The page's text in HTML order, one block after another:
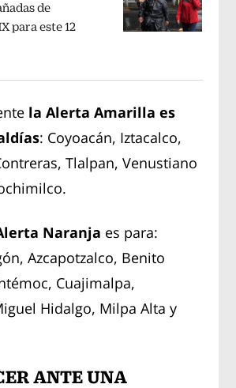
de
para este 12
la Alerta Amarilla es
: Coyoacán, Iztacalco,
Tlalpan, Venustiano
Naranja es para:
Azcapotzalco, Benito
Cuajimalpa,
Hidalgo, Milpa Alta y
ANTE UNA